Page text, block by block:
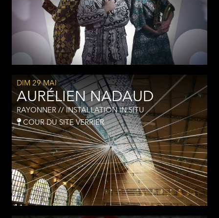
DIM 29 MAI
AURÉLIEN NADAUD
RAYONNER // INSTALLATION IN SITU
COUR DU SITE VERRIER